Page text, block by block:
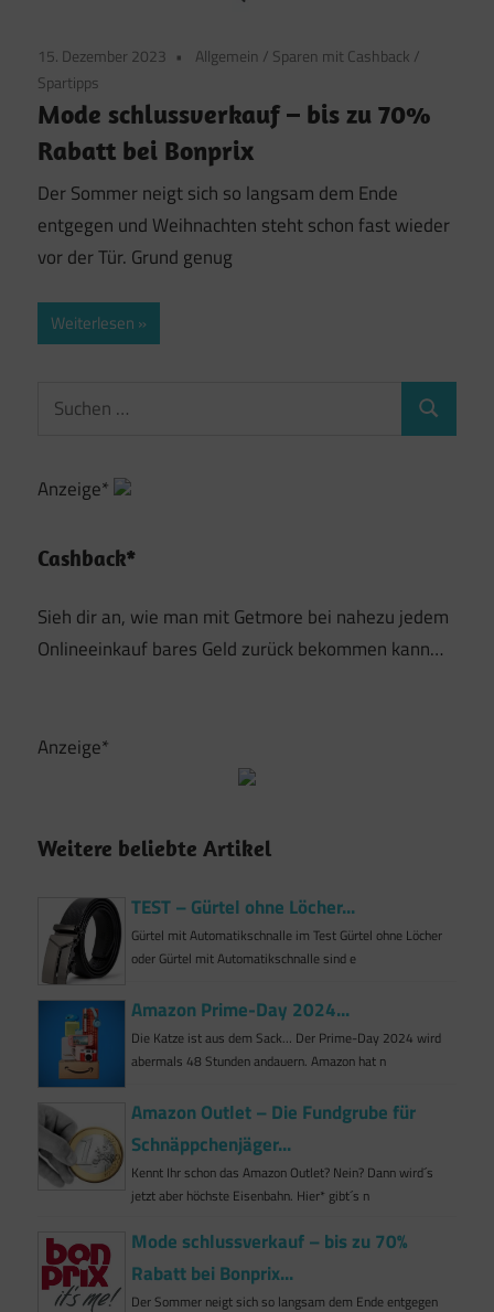
15. Dezember 2023 Allgemein / Sparen mit Cashback /
Spartipps
Mode schlussverkauf – bis zu 70%
Rabatt bei Bonprix
Der Sommer neigt sich so langsam dem Ende
entgegen und Weihnachten steht schon fast wieder
vor der Tür. Grund genug
Weiterlesen
Suchen
Suchen
Anzeige*
Cashback*
Sieh dir an, wie man mit Getmore bei nahezu jedem
Onlineeinkauf bares Geld zurück bekommen kann…
Anzeige*
Weitere beliebte Artikel
TEST – Gürtel ohne Löcher...
Gürtel mit Automatikschnalle im Test Gürtel ohne Löcher
oder Gürtel mit Automatikschnalle sind e
Amazon Prime-Day 2024...
Die Katze ist aus dem Sack… Der Prime-Day 2024 wird
abermals 48 Stunden andauern. Amazon hat n
Amazon Outlet – Die Fundgrube für
Schnäppchenjäger...
Kennt Ihr schon das Amazon Outlet? Nein? Dann wird´s
jetzt aber höchste Eisenbahn. Hier* gibt´s n
Mode schlussverkauf – bis zu 70%
Rabatt bei Bonprix...
Der Sommer neigt sich so langsam dem Ende entgegen